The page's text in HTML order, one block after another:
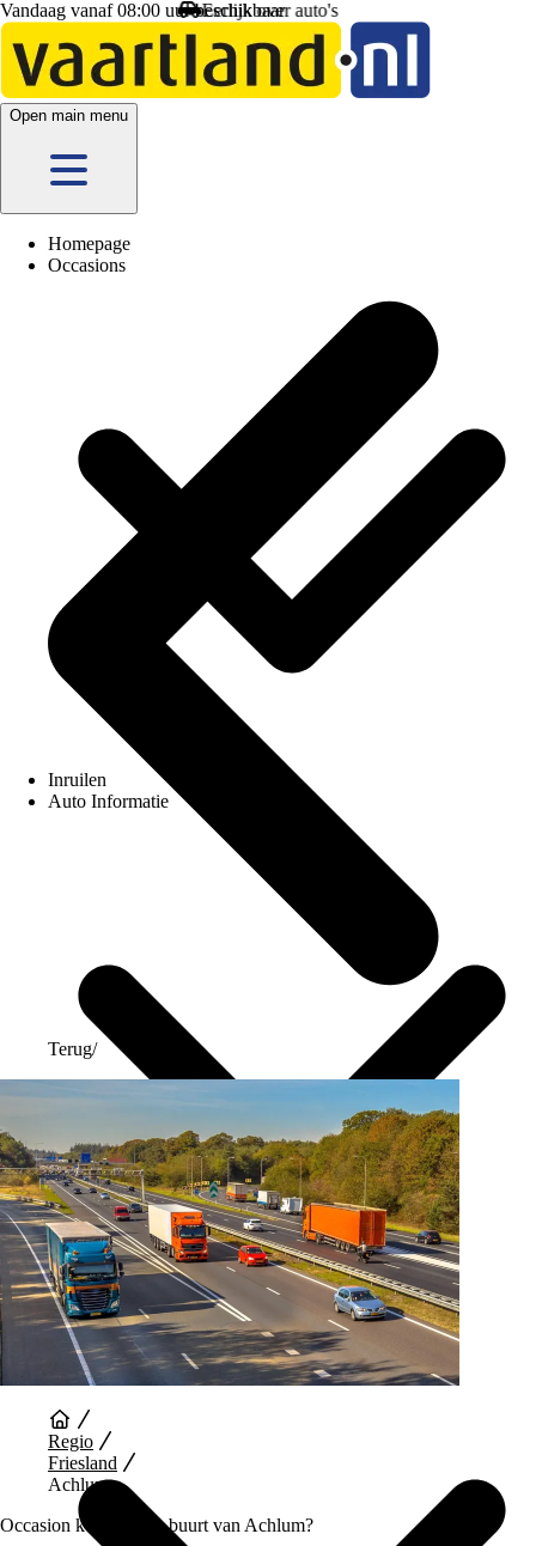
Vandaag vanaf 08:00 uur beschikbaar
Open main menu
Homepage
Occasions
Inruilen
Auto Informatie
Auto Diensten
Terug/
Regio
Friesland
Achlum
Occasion kopen in de buurt van Achlum?